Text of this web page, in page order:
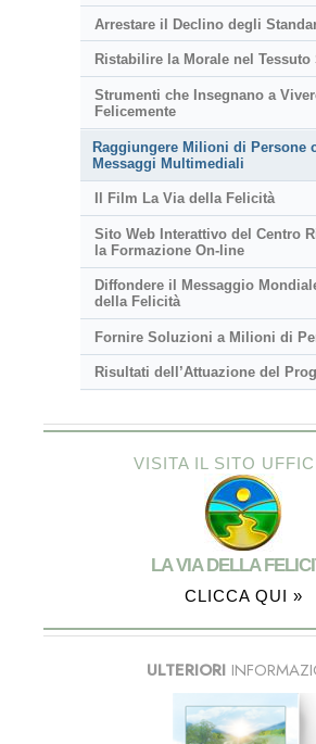
Arrestare il Declino degli
Ristabilire la Morale nel Tessuto
Strumenti che Insegnano a
Felicemente
Raggiungere Milioni di Persone
Messaggi Multimediali
Il Film La Via della Felicità
Sito Web Interattivo del Centro
la Formazione On-line
Diffondere il Messaggio
della Felicità
Fornire Soluzioni a Milioni di
Risultati dell’Attuazione del
VISITA IL SITO
LA VIA DELLA
CLICCA QUI »
ULTERIORI